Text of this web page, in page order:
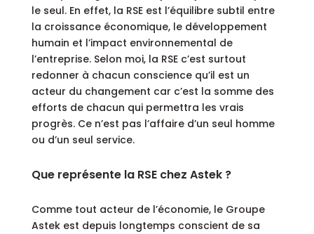
le seul. En effet, la RSE est l’équilibre subtil entre
la croissance économique, le développement
humain et l’impact environnemental de
l’entreprise. Selon moi, la RSE c’est surtout
redonner à chacun conscience qu’il est un
acteur du changement car c’est la somme des
efforts de chacun qui permettra les vrais
progrès. Ce n’est pas l’affaire d’un seul homme
ou d’un seul service.
Que représente la RSE chez Astek ?
Comme tout acteur de l’économie, le Groupe
Astek est depuis longtemps conscient de sa